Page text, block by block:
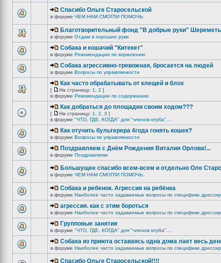
Спасибо Ольге Старосельской
в форуме ЧЕМ НАМ СМОГЛИ ПОМОЧЬ:
Благотворительный фонд "В добрые руки"
в форуме Отдам в хорошие руки
Собака и кошачий "Китекет"
в форуме Рекомендации по кормлению
Собака агрессивно-тревожная, бросается на людей
в форуме Вопросы по управляемости
Как часто обрабатывать от клещей и блох
[ На страницу: 1 2 ]
в форуме Рекомендации по содержанию
Как добраться до площадки своим ходом???
[ На страницу: 1 2 3 ]
в форуме "ЧТО, ГДЕ, КОГДА" для "членов клуба"....
Как отучить бультерера 4года гонять кошек?
в форуме Вопросы по управляемости
Поздравляем с Днём Рождения Виталия Орлова!...
в форуме Поздравлялки
Большущее спасибо всем-всем и отдельно Оле
в форуме ЧЕМ НАМ СМОГЛИ ПОМОЧЬ:
Собака и ребенок. Агрессия на ребёнка
в форуме Наиболее часто задаваемые вопросы по специфике
агрессия. как с этим бороться
в форуме Наиболее часто задаваемые вопросы по специфике
Групповые занятия
в форуме "ЧТО, ГДЕ, КОГДА" для "членов клуба"....
Собака из приюта оставаясь одна дома лает весь
в форуме Наиболее часто задаваемые вопросы по специфике
Спасибо Ольге Старосельской!!!!